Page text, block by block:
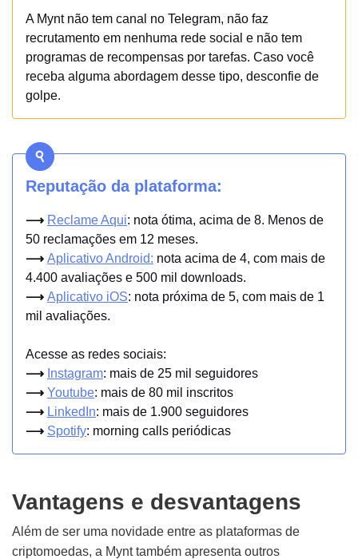
A Mynt não tem canal no Telegram, não faz
recrutamento em nenhuma rede social e não tem
programas de recompensas por tarefas. Caso você
receba alguma abordagem desse tipo, desconfie de
golpe.
Reputação da plataforma:
⟶ Reclame Aqui: nota ótima, acima de 8. Menos de
50 reclamações em 12 meses.
⟶ Aplicativo Android: nota acima de 4, com mais de
4.400 avaliações e 500 mil downloads.
⟶ Aplicativo iOS: nota próxima de 5, com mais de 1
mil avaliações.
Acesse as redes sociais:
⟶ Instagram: mais de 25 mil seguidores
⟶ Youtube: mais de 80 mil inscritos
⟶ LinkedIn: mais de 1.900 seguidores
⟶ Spotify: morning calls periódicas
Vantagens e desvantagens
Além de ser uma novidade entre as plataformas de
criptomoedas, a Mynt também apresenta outros